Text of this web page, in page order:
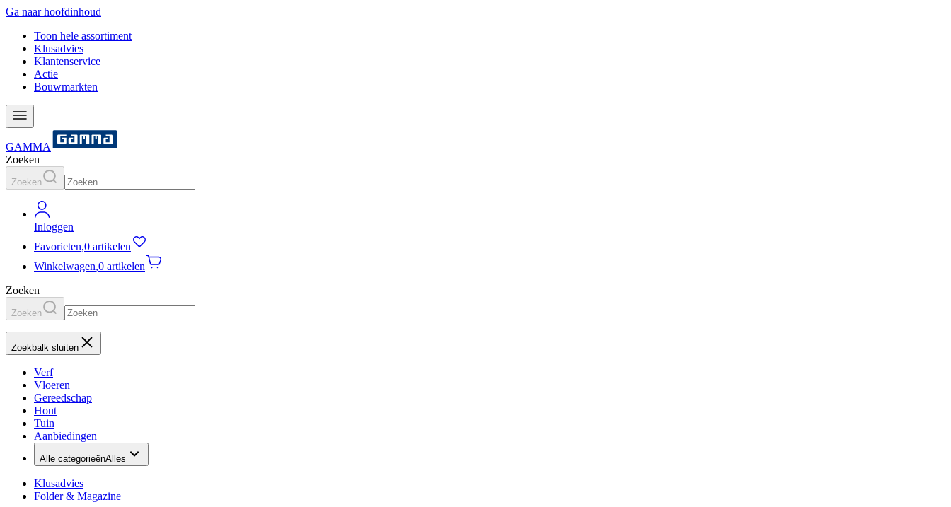
Ga naar hoofdinhoud
Toon hele assortiment
Klusadvies
Klantenservice
Actie
Bouwmarkten
GAMMA
Zoeken
Zoeken
Inloggen
Favorieten,0 artikelen
Winkelwagen,0 artikelen
Zoeken
Zoeken
Zoekbalk sluiten
Verf
Vloeren
Gereedschap
Hout
Tuin
Aanbiedingen
Alle categorieënAlles
Klusadvies
Folder & Magazine